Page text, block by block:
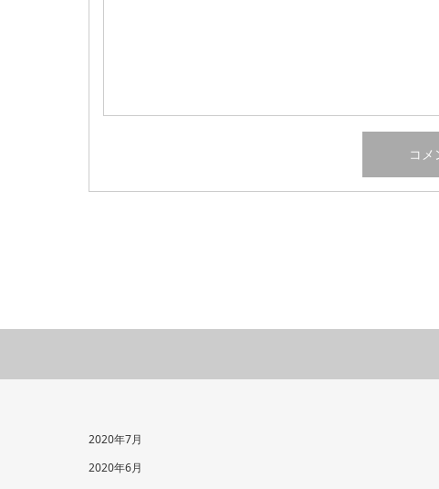
2020年7月
2020年6月